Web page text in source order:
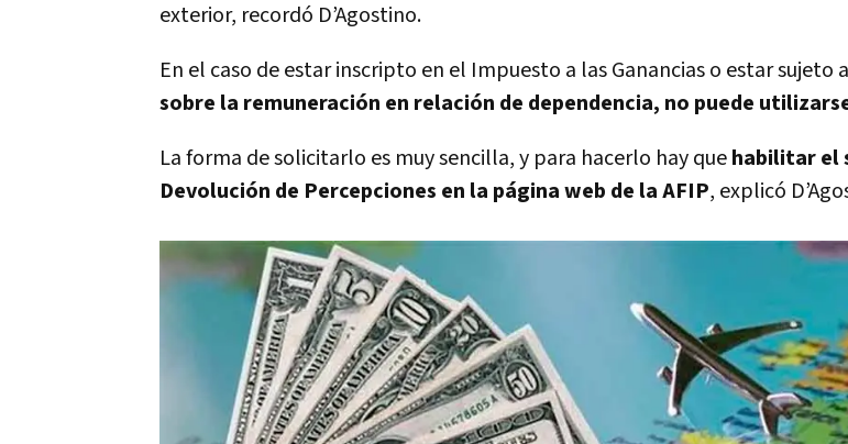
exterior, recordó D’Agostino.
En el caso de estar inscripto en el Impuesto a las Ganancias o estar sujeto a
sobre la remuneración en relación de dependencia, no puede
La forma de solicitarlo es muy sencilla, y para hacerlo hay quehabilitar el
Devolución de Percepciones en la página web de la AFIP, explicó